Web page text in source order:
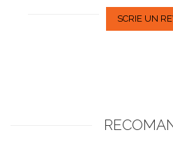
SCRIE UN